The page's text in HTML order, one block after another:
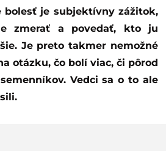
zmerať a povedať, kto ju
Je preto takmer nemožné
otázku, čo bolí viac, či pôrod
Vedci sa o to ale